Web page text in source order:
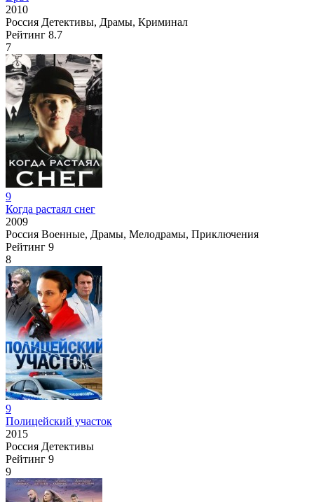
2010
Россия Детективы, Драмы, Криминал
Рейтинг 8.7
7
9
Когда растаял снег
2009
Россия Военные, Драмы, Мелодрамы, Приключения
Рейтинг 9
8
9
Полицейский участок
2015
Россия Детективы
Рейтинг 9
9